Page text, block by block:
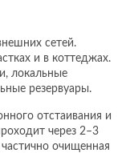
сетей.
и в коттеджах.
локальные
резервуары.
отстаивания и
через 2–3
очищенная